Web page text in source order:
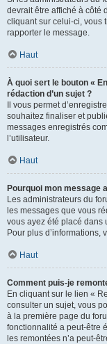
devrait être affiché à côté
cliquant sur celui-ci, vous
rapporter le message.
Haut
À quoi sert le bouton «
rédaction d’un sujet ?
Il vous permet
souhaitez finaliser et
messages enregistrés
l’utilisateur.
Haut
Pourquoi mon message
Les administrateurs du
les messages que vous
vous ayez été placé dans
Pour plus d’informations,
Haut
Comment puis-je
En cliquant sur le lien «
consulter un sujet, vous
à la première page du
fonctionnalité a peut-être
les remontées n’a peut-